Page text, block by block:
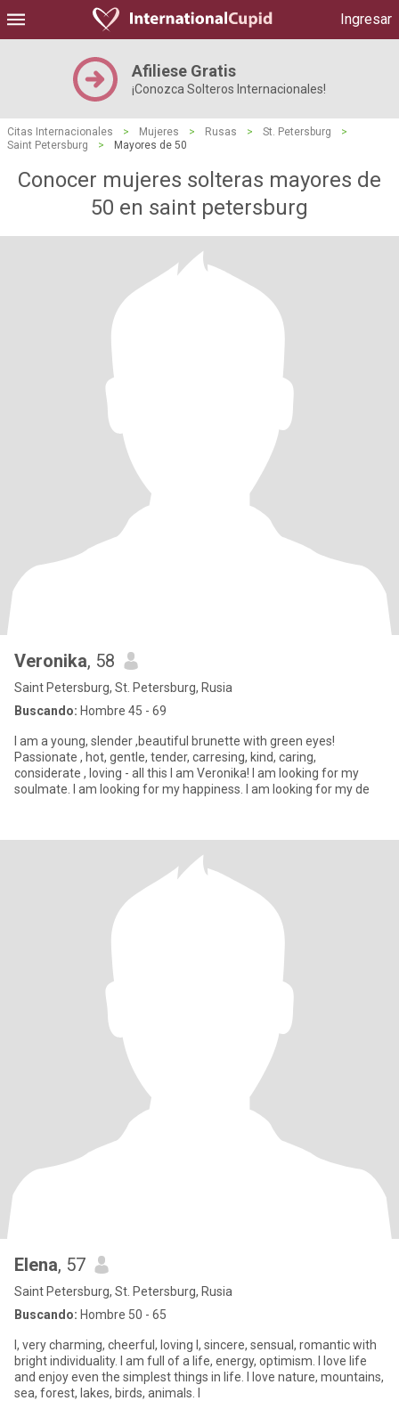
Ingresar
Afiliese Gratis
¡Conozca Solteros Internacionales!
Citas Internacionales > Mujeres > Rusas > St. Petersburg
>
Saint Petersburg
> Mayores de 50
Conocer mujeres solteras mayores de
50 en saint petersburg
Veronika, 58
Saint Petersburg, St. Petersburg, Rusia
Buscando: Hombre 45 - 69
I am a young, slender ,beautiful brunette with green eyes!
Passionate , hot, gentle, tender, carresing, kind, caring,
considerate , loving - all this I am Veronika! I am looking for my
soulmate. I am looking for my happiness. I am looking for my de
Elena, 57
Saint Petersburg, St. Petersburg, Rusia
Buscando: Hombre 50 - 65
I, very charming, cheerful, loving l, sincere, sensual, romantic with
bright individuality. I am full of a life, energy, optimism. I love life
and enjoy even the simplest things in life. I love nature, mountains,
sea, forest, lakes, birds, animals. I